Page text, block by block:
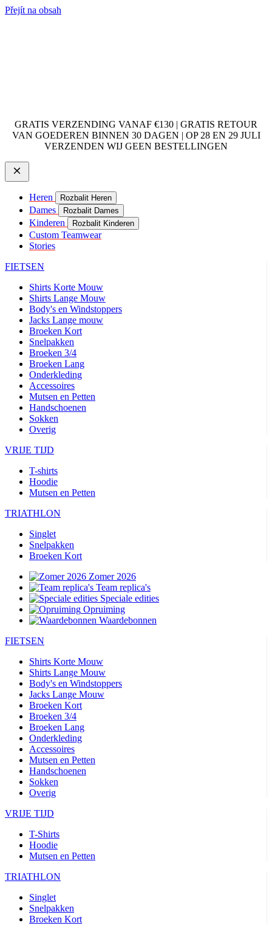
Přejít na obsah
GRATIS VERZENDING VANAF €130 | GRATIS RETOUR
VAN GOEDEREN BINNEN 30 DAGEN | OP 28 EN 29 JULI
VERZENDEN WIJ GEEN BESTELLINGEN
Heren Rozbalit Heren
Dames Rozbalit Dames
Kinderen Rozbalit Kinderen
Custom Teamwear
Stories
FIETSEN
Shirts Korte Mouw
Shirts Lange Mouw
Body's en Windstoppers
Jacks Lange mouw
Broeken Kort
Snelpakken
Broeken 3/4
Broeken Lang
Onderkleding
Accessoires
Mutsen en Petten
Handschoenen
Sokken
Overig
VRIJE TIJD
T-shirts
Hoodie
Mutsen en Petten
TRIATHLON
Singlet
Snelpakken
Broeken Kort
Zomer 2026
Team replica's
Speciale edities
Opruiming
Waardebonnen
FIETSEN
Shirts Korte Mouw
Shirts Lange Mouw
Body's en Windstoppers
Jacks Lange Mouw
Broeken Kort
Broeken 3/4
Broeken Lang
Onderkleding
Accessoires
Mutsen en Petten
Handschoenen
Sokken
Overig
VRIJE TIJD
T-Shirts
Hoodie
Mutsen en Petten
TRIATHLON
Singlet
Snelpakken
Broeken Kort